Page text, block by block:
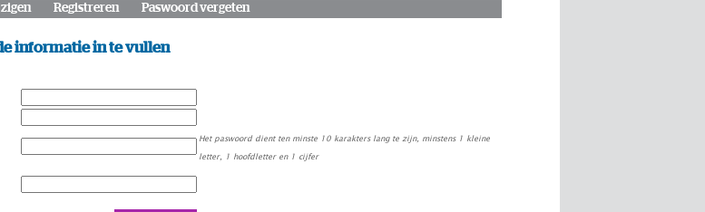
Registreren Paswoord vergeten
informatie in te vullen
Het paswoord dient ten minste 10 karakters lang te zijn, minstens 1 kleine
letter, 1 hoofdletter en 1 cijfer